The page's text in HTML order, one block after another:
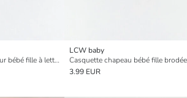
Casquette de baseball pour bébé fille à lettre brodée
LCW baby
Casquette chapeau bébé fille
3.99 EUR